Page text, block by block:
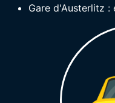
Gare d'Austerlitz :